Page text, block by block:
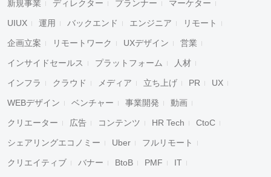
新規事業 ディレクター プランナー マーケター
UIUX 運用 バックエンド エンジニア リモート
企画立案 リモートワーク UXデザイン 営業
インサイドセールス プラットフォーム 人材
インフラ クラウド メディア 立ち上げ PR UX
WEBデザイン ベンチャー 事業開発 動画
クリエーター 広告 コンテンツ HR Tech CtoC
シェアリングエコノミー Uber フルリモート
クリエイティブ バナー BtoB PMF IT